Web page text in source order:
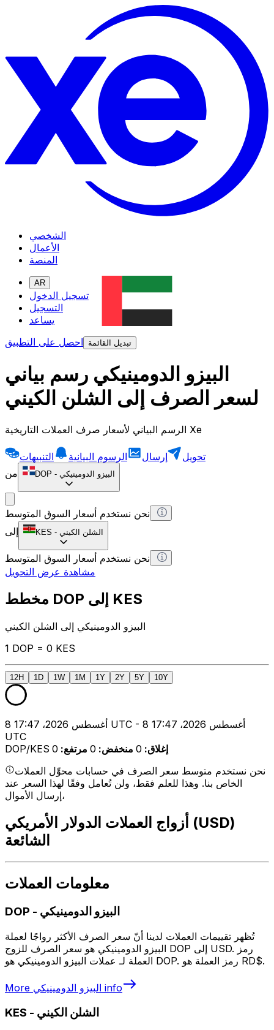
الشخصي
الأعمال
المنصة
AR
تسجيل الدخول
التسجيل
يساعد
احصل على التطبيق
تبديل القائمة
البيزو الدومينيكي رسم بياني
لسعر الصرف إلى الشلن الكيني
الرسم البياني لأسعار صرف العملات التاريخية Xe
تحويل إرسال الرسوم البيانية
التنبيهات
من
DOP - البيزو الدومينيكي
نحن نستخدم أسعار السوق المتوسط
إلى
KES - الشلن الكيني
نحن نستخدم أسعار السوق المتوسط
مشاهدة عرض التحويل
مخطط DOP إلى KES
البيزو الدومينيكي إلى الشلن الكيني
1 DOP = 0 KES
12H 1D 1W 1M 1Y 2Y 5Y 10Y
8 أغسطس 2026، 17:47 UTC - 8 أغسطس 2026، 17:47
UTC
DOP/KES
إغلاق:
0 منخفض:
0 مرتفع:
0
نحن نستخدم متوسط سعر الصرف في حسابات محوِّل العملات
الخاص بنا. وهذا للعلم فقط، ولن تُعامل وفقًا لهذا السعر عند
إرسال الأموال،
أزواج العملات الدولار الأمريكي (USD)
الشائعة
معلومات العملات
DOP - البيزو الدومينيكي
تُظهر تقييمات العملات لدينا أنّ سعر الصرف الأكثر رواجًا لعملة
البيزو الدومينيكي هو سعر الصرف للزوج DOP إلى USD. رمز
العملة لـ عملات البيزو الدومينيكي هو DOP. رمز العملة هو RD$.
More البيزو الدومينيكي info
KES - الشلن الكيني